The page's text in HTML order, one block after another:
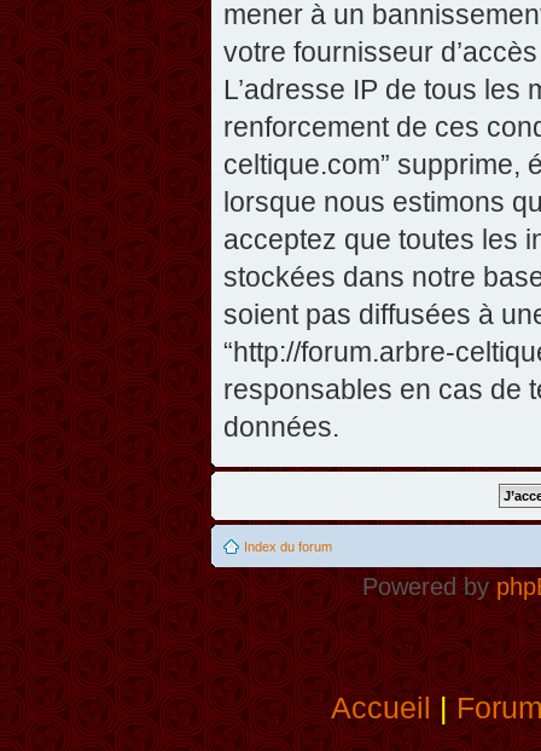
mener à un
votre fournisseur
L’adresse IP de tous
renforcement de ces
celtique.com” supprime,
lorsque nous estimons
acceptez que toutes les
stockées dans notre
soient pas diffusées à
“http://forum.arbre-
responsables en cas de
données.
Index du forum
Powered by
Accueil|